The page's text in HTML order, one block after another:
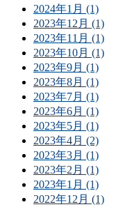
2024年1月 (1)
2023年12月 (1)
2023年11月 (1)
2023年10月 (1)
2023年9月 (1)
2023年8月 (1)
2023年7月 (1)
2023年6月 (1)
2023年5月 (1)
2023年4月 (2)
2023年3月 (1)
2023年2月 (1)
2023年1月 (1)
2022年12月 (1)